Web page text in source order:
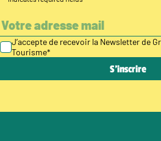
J’accepte de recevoir la Newsletter de
Tourisme*